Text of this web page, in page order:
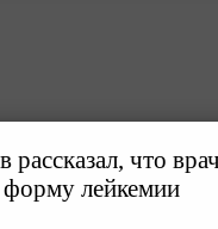
что
лейкемии